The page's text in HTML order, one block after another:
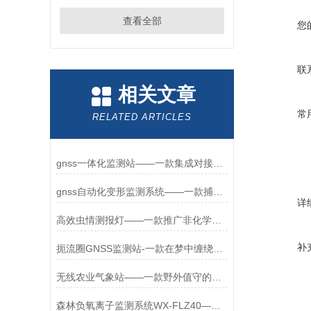
查看全部
相关文章
RELATED ARTICLES
gnss一体化监测站——一款集成对接的边坡位移监测系统2026+派+送
gnss自动化变形监测系统——一款捕捉微小变动的gnss边坡位移监测系统设备
高效虫情测报灯——一款推广非化学防治技术的虫情测报灯和杀虫灯2025+派+送
扼流圈GNSS监测站-一款在梦中缠绕的自然灾害监测预警系统2024全+国+发+货
森林负氧离子监测系统WX-FLZ40——大气负氧离子监测系统
您
联
常
详
补